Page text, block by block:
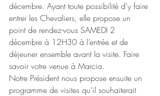
décembre. Ayant toute possibilité d’y faire
entrer les Chevaliers, elle propose un
point de rendez-vous SAMEDI 2
décembre à 12H30 à l’entrée et de
déjeuner ensemble avant la visite. Faire
savoir votre venue à Marcia.
Notre Président nous propose ensuite un
programme de visites qu’il souhaiterait